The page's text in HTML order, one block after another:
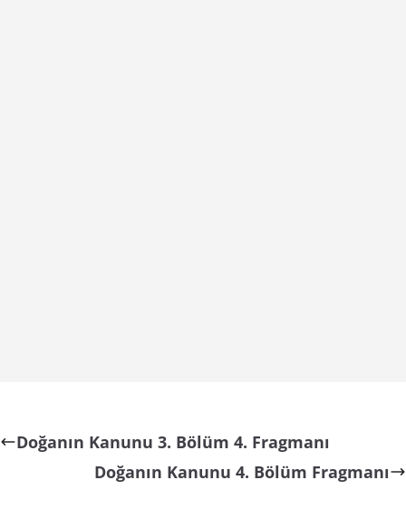
Doğanın Kanunu 3. Bölüm 4. Fragmanı
Doğanın Kanunu 4. Bölüm Fragmanı